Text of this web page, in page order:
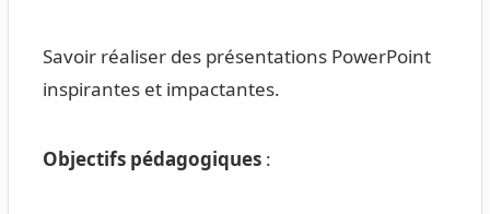
Savoir réaliser des présentations PowerPoint
inspirantes et impactantes.
Objectifs pédagogiques: